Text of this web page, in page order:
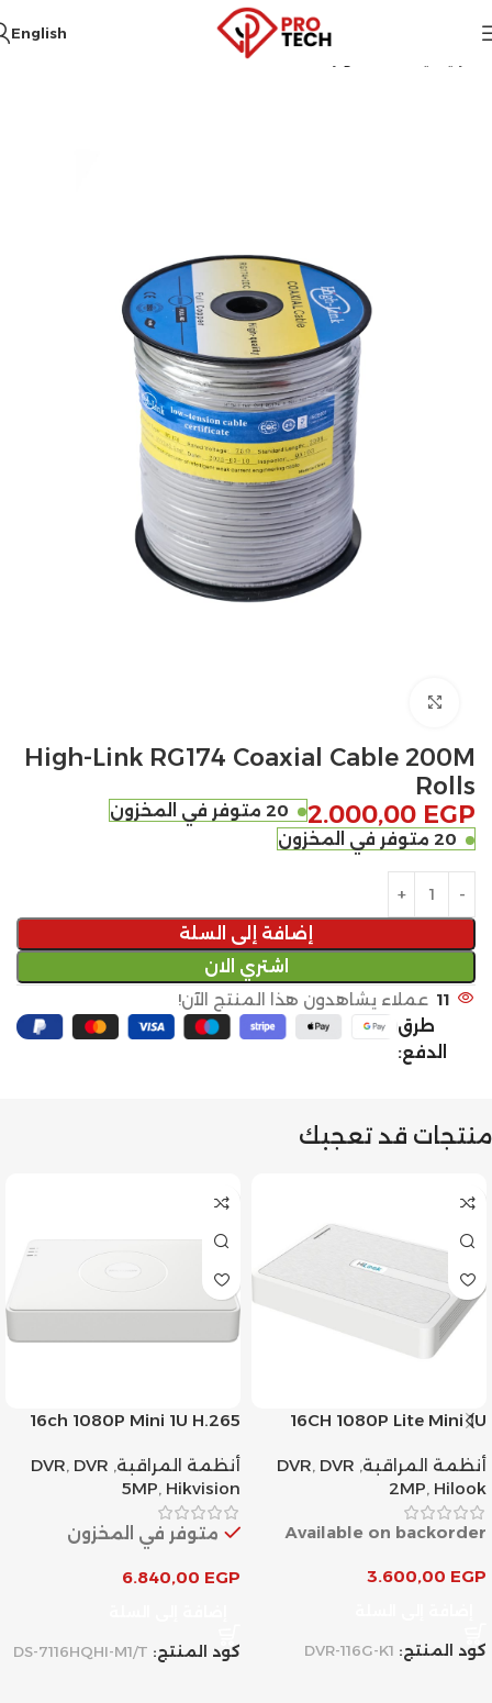
English
High-Link RG174 Coaxial Cable 200M
Rolls
2.000,00 EGP
20 متوفر في المخزون
20 متوفر في المخزون
إضافة إلى السلة
اشتري الان
11 عملاء يشاهدون هذا المنتج الآن!
طرق
الدفع:
منتجات قد تعجبك
16CH 1080P Lite Mini 1U
أنظمة المراقبة,
DVR, DVR
2MP, Hilook
Available on backorder
3.600,00 EGP
كود المنتج: DVR-116G-K1
16ch 1080P Mini 1U H.265
أنظمة المراقبة,
DVR, DVR
5MP, Hikvision
متوفر في المخزون
6.840,00 EGP
كود المنتج: DS-7116HQHI-M1/T